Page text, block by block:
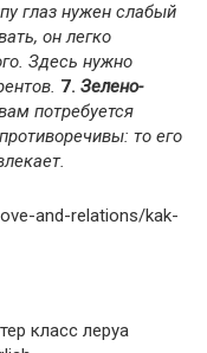
глаз нужен слабый
он легко
Здесь нужно
7. Зелено-
потребуется
то его
and-relations/kak-
класс леруа